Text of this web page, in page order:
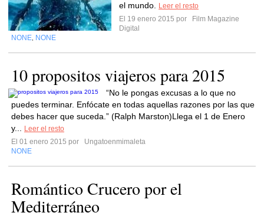
el mundo.
Leer el resto
El 19 enero 2015 por
Film Magazine
Digital
NONE NONE
10 propositos viajeros para 2015
“No le pongas excusas a lo que no
puedes terminar. Enfócate en todas aquellas razones por las que
debes hacer que suceda.” (Ralph Marston)Llega el 1 de Enero
y...
Leer el resto
El 01 enero 2015 por
Ungatoenmimaleta
NONE
Romántico Crucero por el
Mediterráneo